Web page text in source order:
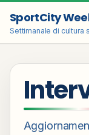
SportCity
Settimanale di cultura